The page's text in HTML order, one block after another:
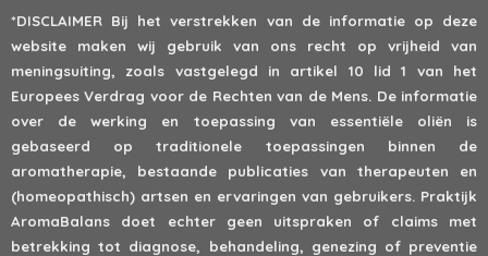
*DISCLAIMER Bij het verstrekken van de informatie op deze
website maken wij gebruik van ons recht op vrijheid van
meningsuiting, zoals vastgelegd in artikel 10 lid 1 van het
Europees Verdrag voor de Rechten van de Mens. De informatie
over de werking en toepassing van essentiële oliën is
gebaseerd op traditionele toepassingen binnen de
aromatherapie, bestaande publicaties van therapeuten en
(homeopathisch) artsen en ervaringen van gebruikers. Praktijk
AromaBalans doet echter geen uitspraken of claims met
betrekking tot diagnose, behandeling, genezing of preventie